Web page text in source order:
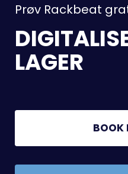
Prøv Rackbeat
LAGER
BOOK